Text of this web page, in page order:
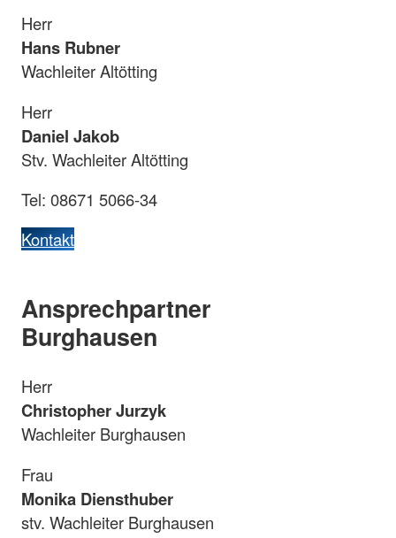
Herr
Hans Rubner
Wachleiter Altötting
Herr
Daniel Jakob
Stv. Wachleiter Altötting
Tel: 08671 5066-34
Kontakt
Ansprechpartner
Burghausen
Herr
Christopher Jurzyk
Wachleiter Burghausen
Frau
Monika Diensthuber
stv. Wachleiter Burghausen